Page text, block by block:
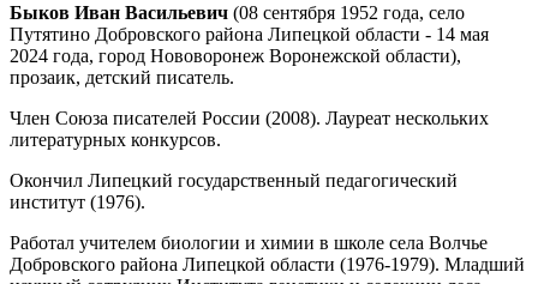
Быков Иван Васильевич (08 сентября 1952 года, село
Путятино Добровского района Липецкой области - 14 мая
2024 года, город Нововоронеж Воронежской области),
прозаик, детский писатель.
Член Союза писателей России (2008). Лауреат нескольких
литературных конкурсов.
Окончил Липецкий государственный педагогический
институт (1976).
Работал учителем биологии и химии в школе села Волчье
Добровского района Липецкой области (1976-1979). Младший